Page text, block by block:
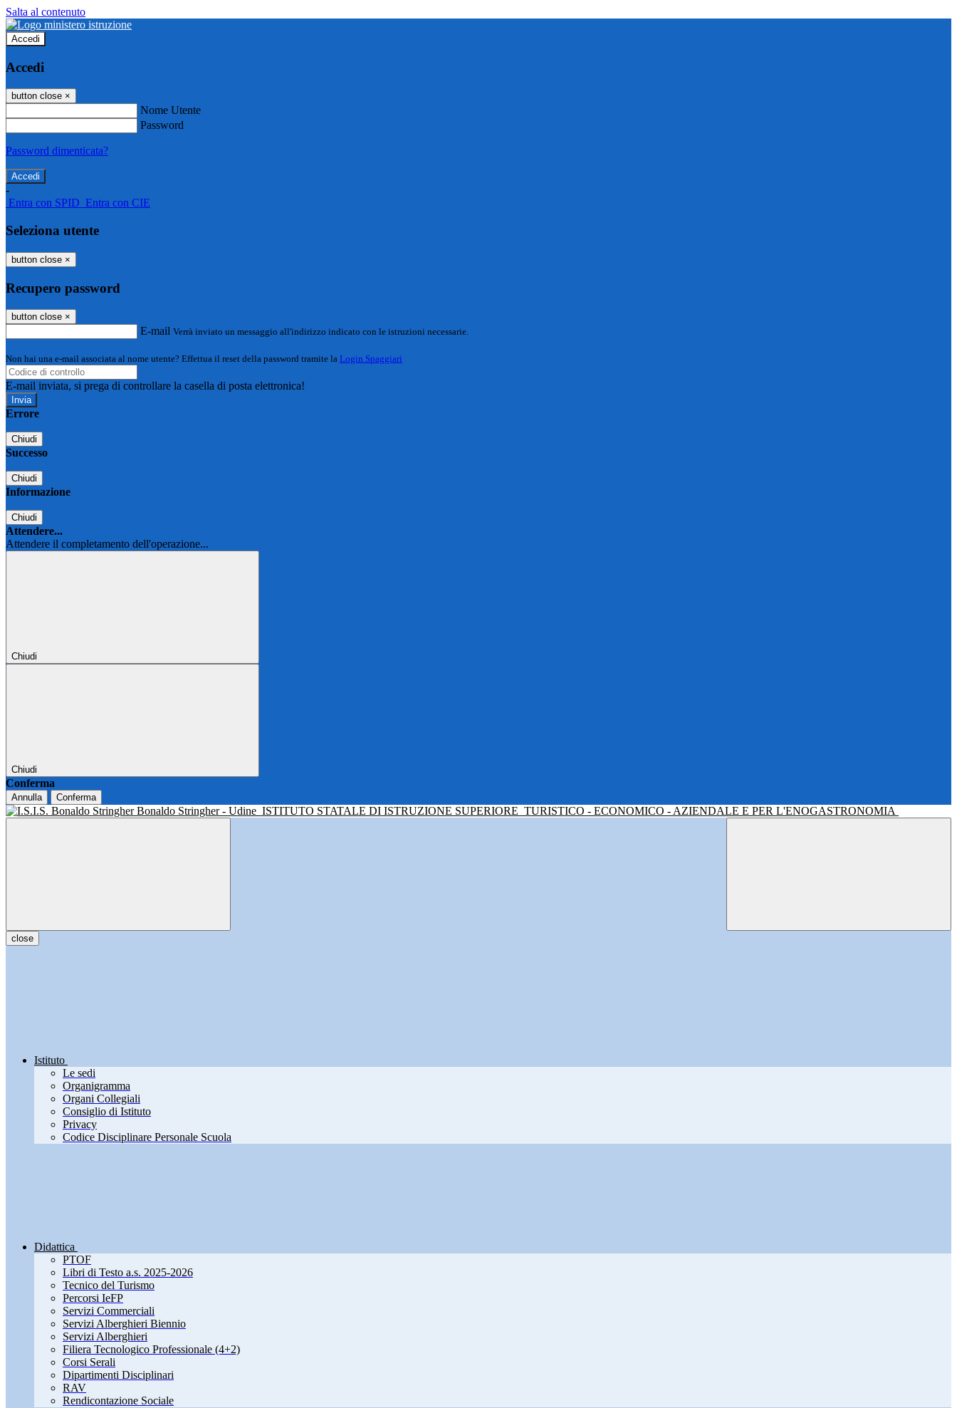
Salta al contenuto
Accedi
Accedi
button close ×
Nome Utente
Password
Password dimenticata?
-
Entra con SPID Entra con CIE
Seleziona utente
button close ×
Recupero password
button close ×
E-mail Verrà inviato un messaggio all'indirizzo indicato con le istruzioni necessarie.
Non hai una e-mail associata al nome utente? Effettua il reset della password tramite la Login Spaggiari
E-mail inviata, si prega di controllare la casella di posta elettronica!
Errore
Chiudi
Successo
Chiudi
Informazione
Chiudi
Attendere...
Attendere il completamento dell'operazione...
Chiudi
Chiudi
Conferma
Annulla Conferma
Bonaldo Stringher - Udine ISTITUTO STATALE DI ISTRUZIONE SUPERIORE TURISTICO - ECONOMICO - AZIENDALE E PER L'ENOGASTRONOMIA
close
Istituto
Le sedi
Organigramma
Organi Collegiali
Consiglio di Istituto
Privacy
Codice Disciplinare Personale Scuola
Didattica
PTOF
Libri di Testo a.s. 2025-2026
Tecnico del Turismo
Percorsi IeFP
Servizi Commerciali
Servizi Alberghieri Biennio
Servizi Alberghieri
Filiera Tecnologico Professionale (4+2)
Corsi Serali
Dipartimenti Disciplinari
RAV
Rendicontazione Sociale